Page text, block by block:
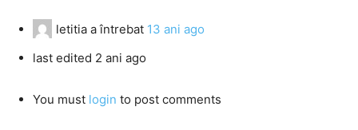
letitia a întrebat 13 ani ago
last edited 2 ani ago
You must login to post comments